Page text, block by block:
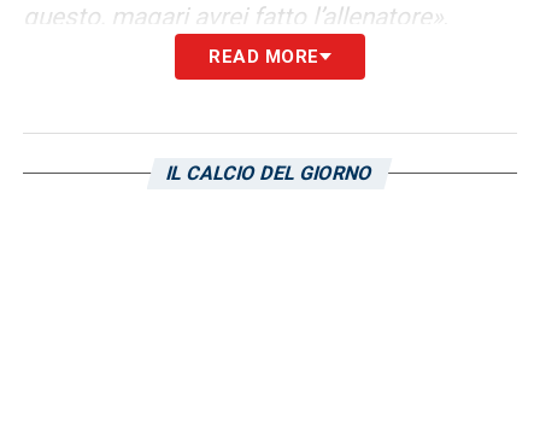
questo, magari avrei fatto l’allenatore».
«È un giocatore che sta mostrando
READ MORE
IL CALCIO DEL GIORNO